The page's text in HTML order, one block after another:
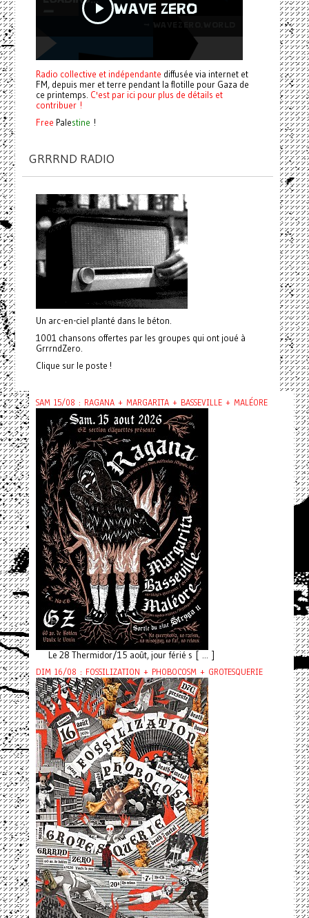
Radio collective et indépendante diffusée via internet et
FM, depuis mer et terre pendant la flotille pour Gaza de
ce printemps. C'est par ici pour plus de détails et
contribuer !
Free Palestine !
GRRRND RADIO
Un arc-en-ciel planté dans le béton.
1001 chansons offertes par les groupes qui ont joué à
GrrrndZero.
Clique sur le poste !
SAM 15/08 : RAGANA + MARGARITA + BASSEVILLE + MALÉORE
Le 28 Thermidor/15 août, jour férié s [ ... ]
DIM 16/08 : FOSSILIZATION + PHOBOCOSM + GROTESQUERIE